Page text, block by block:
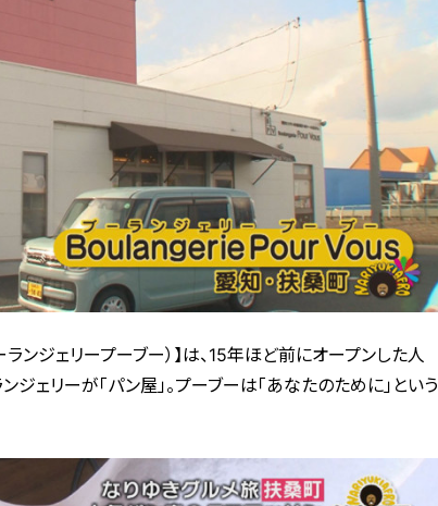
ンジェリープーブー）】は、15年ほど前にオープンした人
ジェリーが「パン屋」。プーブーは「あなたのために」という